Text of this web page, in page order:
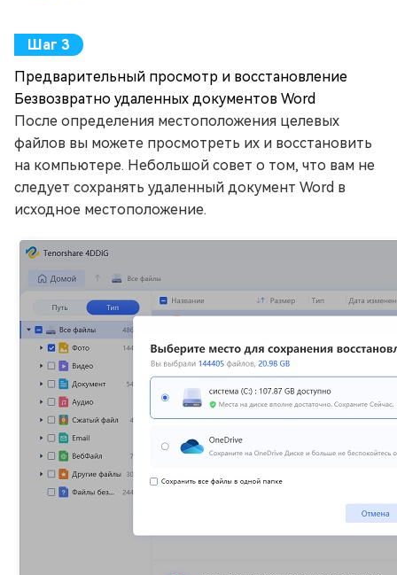
Предварительный просмотр и восстановление
Безвозвратно удаленных документов Word
После определения местоположения целевых
файлов вы можете просмотреть их и восстановить
на компьютере. Небольшой совет о том, что вам не
следует сохранять удаленный документ Word в
исходное местоположение.